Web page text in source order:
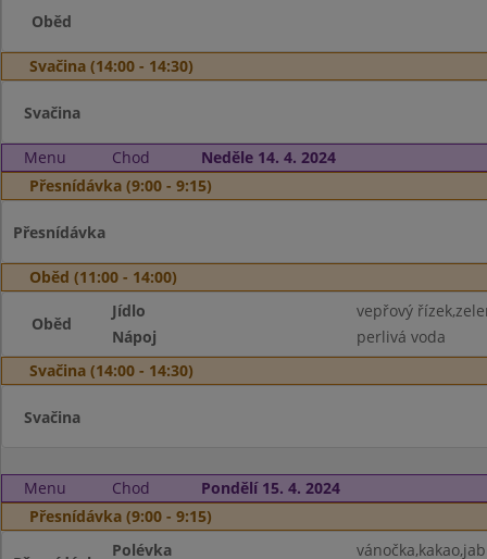
Oběd
Svačina (14:00 - 14:30)
Svačina
Menu Chod
Neděle 14. 4. 2024
Přesnídávka (9:00 - 9:15)
Přesnídávka
Oběd (11:00 - 14:00)
Oběd
Jídlo
vepřový
Nápoj
perlivá voda
Svačina (14:00 - 14:30)
Svačina
Menu Chod
Pondělí 15. 4. 2024
Přesnídávka (9:00 - 9:15)
Polévka